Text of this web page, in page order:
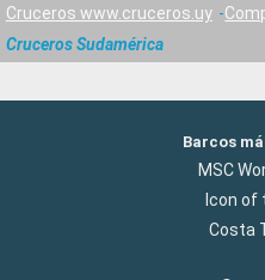
Cruceros www.cruceros.uy
Cruceros Sudamérica
Barcos
MSC
Icon of
Costa